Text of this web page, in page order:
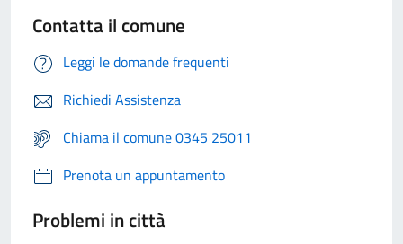
Contatta il comune
Leggi le domande frequenti
Richiedi Assistenza
Chiama il comune 0345 25011
Prenota un appuntamento
Problemi in città